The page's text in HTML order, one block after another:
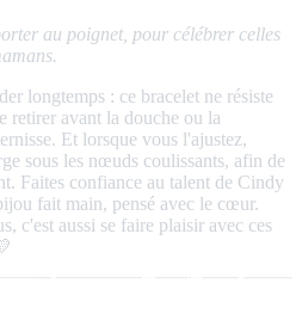
au poignet, pour célébrer celles
longtemps : ce bracelet ne résiste
retirer avant la douche ou la
Et lorsque vous l'ajustez,
sous les nœuds coulissants, afin de
Faites confiance au talent de Cindy
fait main, pensé avec le cœur.
c'est aussi se faire plaisir avec ces